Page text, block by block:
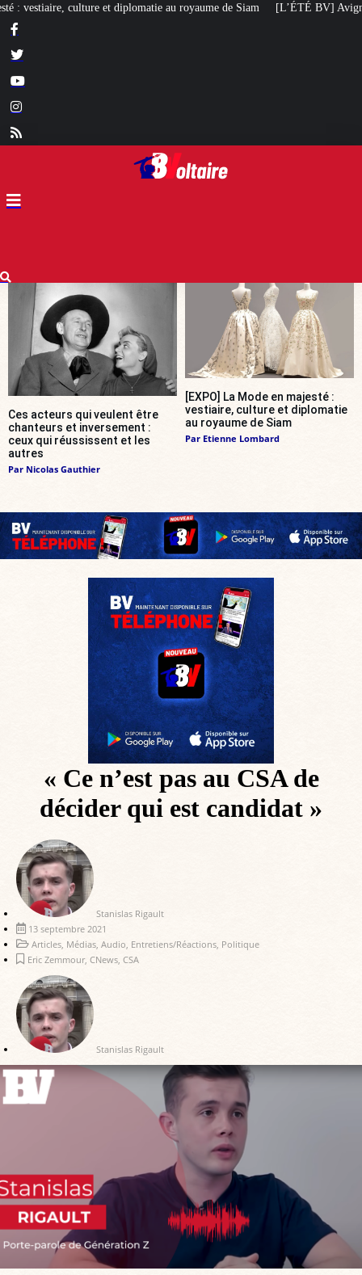
de Siam [L’ÉTÉ BV] Avignon : les dessous de l’élection de
Ces acteurs qui veulent être
chanteurs et inversement :
ceux qui réussissent et les
autres
Par Nicolas Gauthier
[EXPO] La Mode en majesté :
vestiaire, culture et diplomatie
au royaume de Siam
Par Etienne Lombard
« Ce n’est pas au CSA de
décider qui est candidat »
Stanislas Rigault
13 septembre 2021
Articles, Médias, Audio, Entretiens/Réactions, Politique
Eric Zemmour, CNews, CSA
Stanislas Rigault